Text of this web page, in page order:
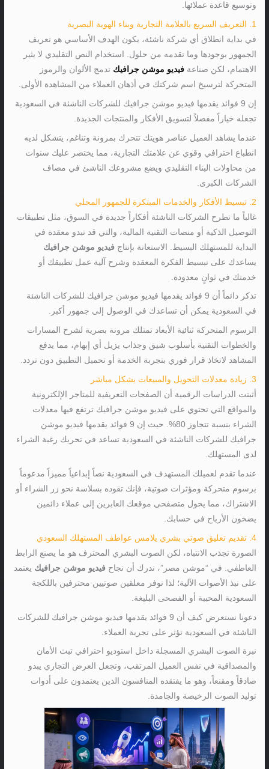
وتوسيع قاعدة عملائها.
1. التعريف السريع بالعلامة التجارية وبناء الهوية البصرية
في بداية انطلاق أي شركة ناشئة، يكون الهدف الأساسي هو تعريف
الجمهور بوجودها وما تقدمه من حلول. استخدام النص التقليدي لا يثير
الاهتمام، لكن صناعةفيديو موشن جرافيك تدمج الألوان والرموز
المتحركة لترسيخ اسم شركتك في أذهان العملاء من المشاهدة الأولى.
إن 9 فوائد يقدمها فيديو موشن جرافيك للشركات الناشئة في السعودية
تجعله خياراً مفضلاً لتسويق الأفكار والمنتجات الجديدة.
عندما يشاهد العميل عناصر هويتك تتحرك بمرونة وتناغم، يتشكل لديه
انطباع احترافي وقوي عن علامتك التجارية، مما يختصر عليك سنوات
من محاولات البناء التقليدي ويضع مشروعك الناشئ في مصاف
الشركات الكبرى.
2. تبسيط الأفكار والخدمات المبتكرة للجمهور المحلي
غالباً ما تطرح الشركات الناشئة أفكاراً جديدة في السوق، مثل تطبيقات
التوصيل الذكية أو منصات التقنية المالية، والتي قد تبدو معقدة في
البداية للمستهلك البسيط. الاستعانة بإنتاجفيديو موشن جرافيك
يساعدك على تبسيط الفكرة المعقدة وشرح آلية عمل تطبيقك أو
خدمتك في ثوانٍ معدودة.
تذكر دائماً أن 9 فوائد يقدمها فيديو موشن جرافيك للشركات الناشئة
في السعودية يمكن أن تساعدك في الوصول إلى جمهور أكبر.
الرسوم المتحركة ثنائية الأبعاد تمتلك مرونة بصرية لشرح المسارات
والخطوات التقنية بأسلوب شيق وجذاب يزيل أي إبهام، مما يدفع
المشاهد لاتخاذ قرار فوري بتجربة الخدمة أو تحميل التطبيق دون تردد.
3. زيادة معدلات التحويل والمبيعات بشكل مباشر
أثبتت الدراسات الرقمية أن الصفحات التعريفية للمتاجر الإلكترونية
والمواقع التي تحتوي على فيديو موشن جرافيك ترتفع فيها معدلات
الشراء بنسبة تتجاوز 80%. حيث إن 9 فوائد يقدمها فيديو موشن
جرافيك للشركات الناشئة في السعودية تساعد في تحريك رغبة الشراء
لدى المستهلك.
عندما تقدم لعميلك المستهدف في السعودية نصاً إبداعياً مميزاً مدعوماً
برسوم متحركة ومؤثرات صوتية، فإنك تقوده بسلاسة نحو زر الشراء أو
الاشتراك، مما يحول متصفحي موقعك العابرين إلى عملاء دائمين
يضخون الأرباح في حسابك.
4. تقديم تعليق صوتي بشري يلامس عواطف المستهلك السعودي
الصورة تجذب الانتباه، لكن الصوت البشري المحترف هو ما يصنع الرابط
العاطفي. في “موشن مصر”، ندرك أن نجاحفيديو موشن جرافيك يعتمد
على نبذ الأصوات الآلية؛ لذا نوفر معلقين صوتيين محترفين باللكجة
السعودية المحببة أو الفصحى البليغة.
دعونا نستعرض كيف أن 9 فوائد يقدمها فيديو موشن جرافيك للشركات
الناشئة في السعودية تؤثر على تجربة العملاء.
نبرة الصوت البشري المسجلة داخل استوديو احترافي تبث الأمان
والمصداقية في نفس العميل المرتقب، وتجعل العرض التجاري يبدو
صادقاً ومقنعاً، وهو ما يفتقده المنافسون الذين يعتمدون على أدوات
توليد الصوت الرخيصة والجامدة.